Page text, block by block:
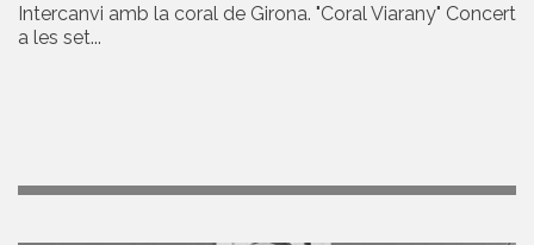
Intercanvi amb la coral de Girona. "Coral Viarany" Concert
a les set...